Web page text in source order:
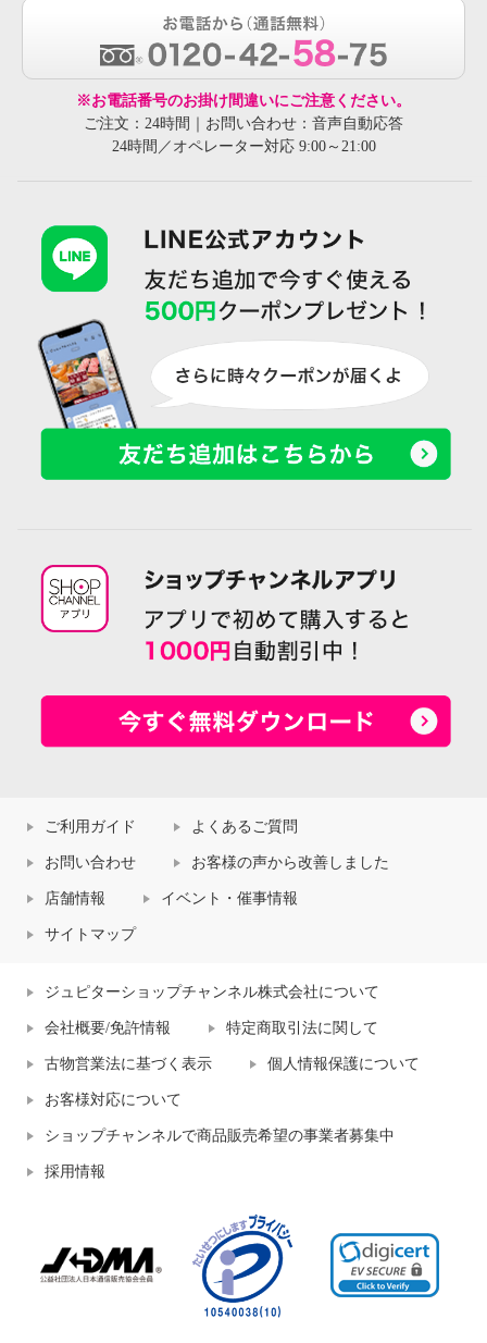
※お電話番号のお掛け間違いにご注意ください。
ご注文：24時間｜お問い合わせ：音声自動応答
24時間／オペレーター対応 9:00～21:00
ご利用ガイド よくあるご質問
お問い合わせ お客様の声から改善しました
店舗情報 イベント・催事情報
サイトマップ
ジュピターショップチャンネル株式会社について
会社概要/免許情報 特定商取引法に関して
古物営業法に基づく表示 個人情報保護について
お客様対応について
ショップチャンネルで商品販売希望の事業者募集中
採用情報